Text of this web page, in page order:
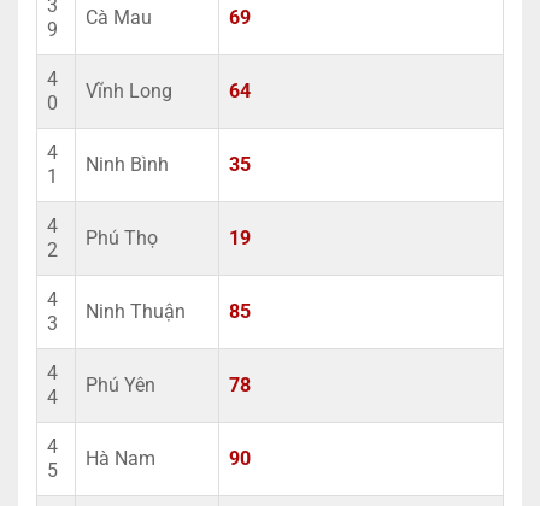
3
9
Cà Mau 69
4
0
Vĩnh Long 64
4
1
Ninh Bình 35
4
2
Phú Thọ 19
4
3
Ninh Thuận 85
4
4
Phú Yên 78
4
5
Hà Nam 90